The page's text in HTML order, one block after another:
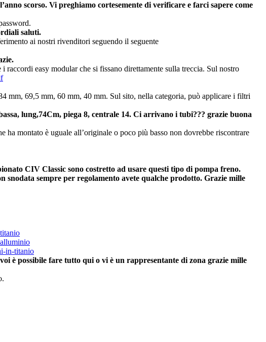
scorso. Vi preghiamo cortesemente di verificare e farci sapere come
saluti.
ai nostri rivenditori seguendo il seguente
easy modular che si fissano direttamente sulla treccia. Sul nostro
mm, 69,5 mm, 60 mm, 40 mm. Sul sito, nella categoria, può applicare i filtri
lung,74Cm, piega 8, centrale 14. Ci arrivano i tubi??? grazie buona
montato è uguale all’originale o poco più basso non dovrebbe riscontrare
CIV Classic sono costretto ad usare questi tipo di pompa freno.
sempre per regolamento avete qualche prodotto. Grazie mille
in-titanio
è possibile fare tutto qui o vi è un rappresentante di zona grazie mille